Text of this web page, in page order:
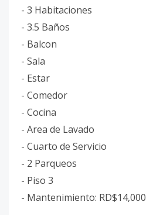
- 3 Habitaciones
- ⁠3.5 Baños
- ⁠Balcon
- Sala
- Estar
- ⁠Comedor
- ⁠Cocina
- Area de Lavado
- Cuarto de Servicio
- 2 Parqueos
- Piso 3
- Mantenimiento: RD$14,000